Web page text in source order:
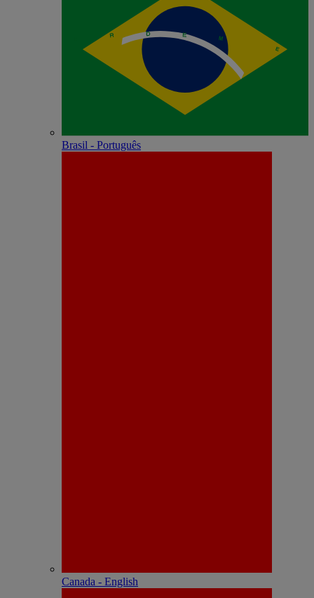
Brasil - Português
Canada - English